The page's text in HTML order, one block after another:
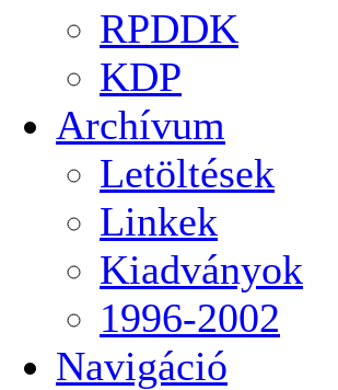
RPDDK
KDP
Archívum
Letöltések
Linkek
Kiadványok
1996-2002
Navigáció